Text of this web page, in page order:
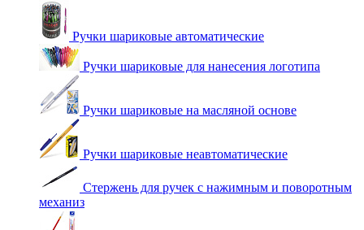
Ручки шариковые автоматические
Ручки шариковые для нанесения логотипа
Ручки шариковые на масляной основе
Ручки шариковые неавтоматические
Стержень для ручек с нажимным и поворотным
механиз